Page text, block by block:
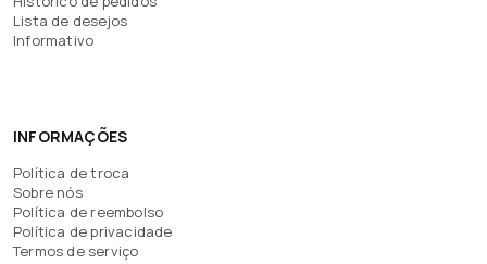
Lista de desejos
Informativo
INFORMAÇÕES
Política de troca
Sobre nós
Política de reembolso
Política de privacidade
Termos de serviço